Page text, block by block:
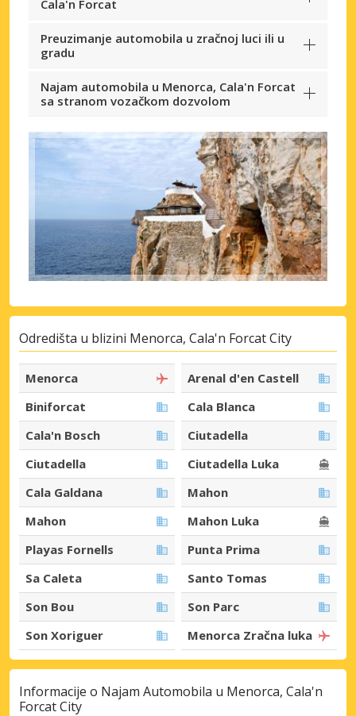
Cala'n Forcat
Preuzimanje automobila u zračnoj luci ili u
gradu
Najam automobila u Menorca, Cala'n Forcat
sa stranom vozačkom dozvolom
Odredišta u blizini Menorca, Cala'n Forcat City
Menorca
Arenal d'en Castell
Biniforcat
Cala Blanca
Cala'n Bosch
Ciutadella
Ciutadella
Ciutadella Luka
Cala Galdana
Mahon
Mahon
Mahon Luka
Playas Fornells
Punta Prima
Sa Caleta
Santo Tomas
Son Bou
Son Parc
Son Xoriguer
Menorca Zračna luka
Informacije o Najam Automobila u Menorca, Cala'n
Forcat City